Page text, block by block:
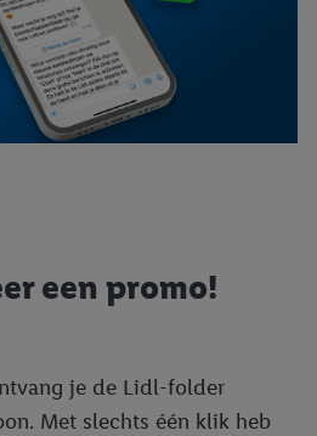
een promo!
je de Lidl-folder
Met slechts één klik heb